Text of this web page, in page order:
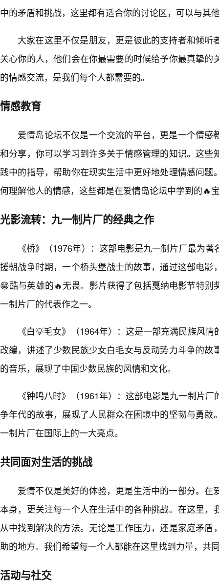
中的矛盾和挑战，这里都有适合你的讨论区，可以与其
大家在这里不仅是朋友，更是彼此的支持者和倾听
关心你的人，他们会在你最需要的时候给予你最真挚的
的情感交流，是我们每个人都需要的。
情感教育
爱情岛论坛不仅是一个交流的平台，更是一个情感
和分享，你可以学习到许多关于情感管理的知识。这些
践中的指导，帮助你在现实生活中更好地处理情感问题
何理解他人的情感，这些都是在爱情岛论坛中学到的🔥
光影流转：九一制片厂的经典之作
《桥》（1976年）：这部电影是九一制片厂最为
援朝战争时期，一个桥头堡战士的故事，通过这部电影
😁酷与英雄的🔥无畏。影片获得了包括戛纳电影节特别
一制片厂的代表作之一。
《白💡毛女》（1964年）：这是一部充满民族风
改编，讲述了少数民族少女白毛女与反动势力斗争的故
的音乐，展现了中国少数民族的风情和文化。
《钟鸣八时》（1961年）：这部电影是九一制片
争年代的故事，展现了人民群众在困境中的坚韧与勇敢
一制片厂在国际上的一大亮点。
共同面对生活的挑战
爱情不仅是美好的体验，更是生活中的一部分。在
本身，更关注每一个人在生活中的各种挑战。在这里，
从中找到解决的方法。无论是工作压力，还是家庭矛盾
助的地方。我们希望每一个人都能在这里找到力量，共
活动与社交